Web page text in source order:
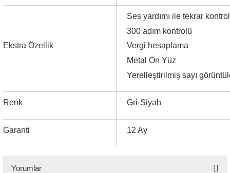
Ekstra Özellik
Ses yardımı ile tekrar
300 adım kontrolü
Vergi hesaplama
Metal Ön Yüz
Yerelleştirilmiş sayı
Renk Gri-Siyah
Garanti 12 Ay
Yorumlar